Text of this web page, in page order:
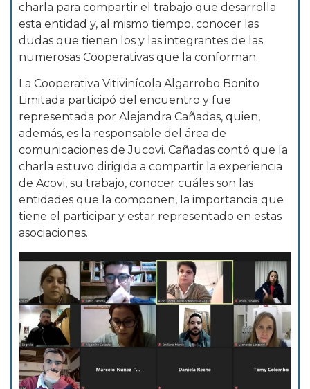
charla para compartir el trabajo que desarrolla
esta entidad y, al mismo tiempo, conocer las
dudas que tienen los y las integrantes de las
numerosas Cooperativas que la conforman.
La Cooperativa Vitivinícola Algarrobo Bonito
Limitada participó del encuentro y fue
representada por Alejandra Cañadas, quien,
además, es la responsable del área de
comunicaciones de Jucovi. Cañadas contó que la
charla estuvo dirigida a compartir la experiencia
de Acovi, su trabajo, conocer cuáles son las
entidades que la componen, la importancia que
tiene el participar y estar representado en estas
asociaciones.